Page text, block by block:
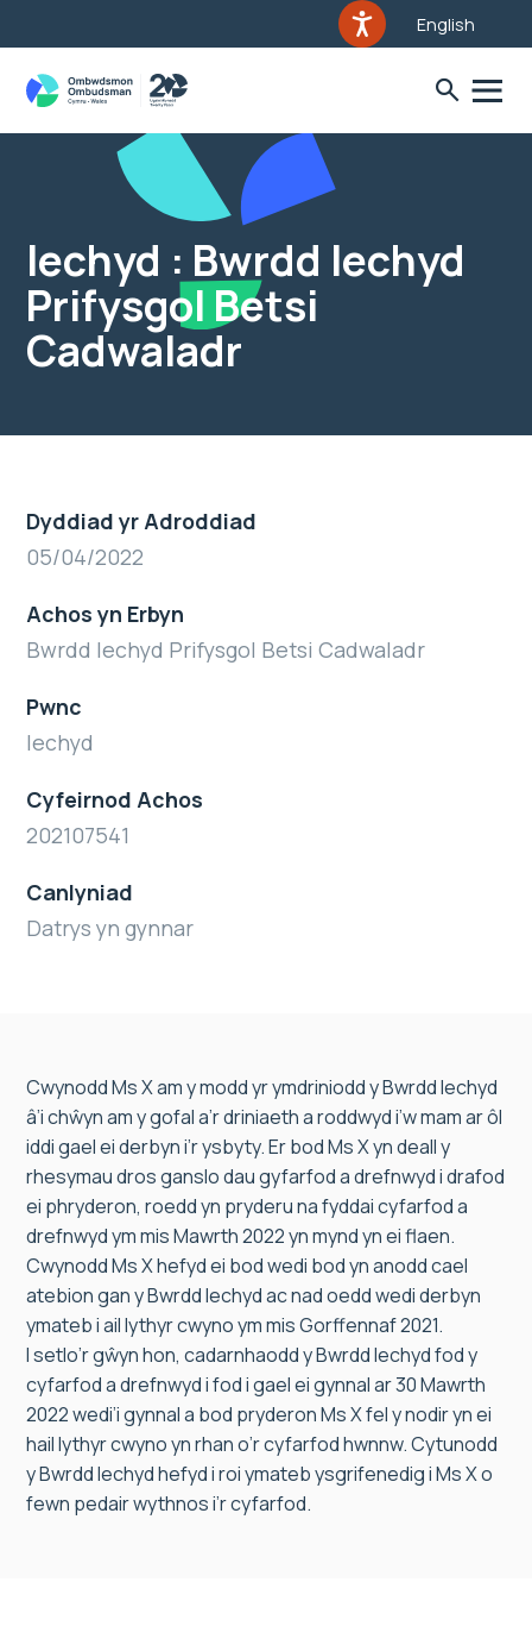
English
Iechyd : Bwrdd Iechyd
Prifysgol Betsi
Cadwaladr
Dyddiad yr Adroddiad
05/04/2022
Achos yn Erbyn
Bwrdd Iechyd Prifysgol Betsi Cadwaladr
Pwnc
Iechyd
Cyfeirnod Achos
202107541
Canlyniad
Datrys yn gynnar
Cwynodd Ms X am y modd yr ymdriniodd y Bwrdd Iechyd
â’i chŵyn am y gofal a’r driniaeth a roddwyd i’w mam ar ôl
iddi gael ei derbyn i’r ysbyty. Er bod Ms X yn deall y
rhesymau dros ganslo dau gyfarfod a drefnwyd i drafod
ei phryderon, roedd yn pryderu na fyddai cyfarfod a
drefnwyd ym mis Mawrth 2022 yn mynd yn ei flaen.
Cwynodd Ms X hefyd ei bod wedi bod yn anodd cael
atebion gan y Bwrdd Iechyd ac nad oedd wedi derbyn
ymateb i ail lythyr cwyno ym mis Gorffennaf 2021.
I setlo’r gŵyn hon, cadarnhaodd y Bwrdd Iechyd fod y
cyfarfod a drefnwyd i fod i gael ei gynnal ar 30 Mawrth
2022 wedi’i gynnal a bod pryderon Ms X fel y nodir yn ei
hail lythyr cwyno yn rhan o’r cyfarfod hwnnw. Cytunodd
y Bwrdd Iechyd hefyd i roi ymateb ysgrifenedig i Ms X o
fewn pedair wythnos i’r cyfarfod.